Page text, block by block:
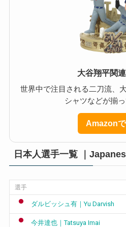
大谷翔平関
世界中で注目される二刀流、
シャツなどが揃っ
Amazon
日本人選手一覧 ｜
選手
ダルビッシュ有｜Yu Darvish
今井達也｜Tatsuya Imai